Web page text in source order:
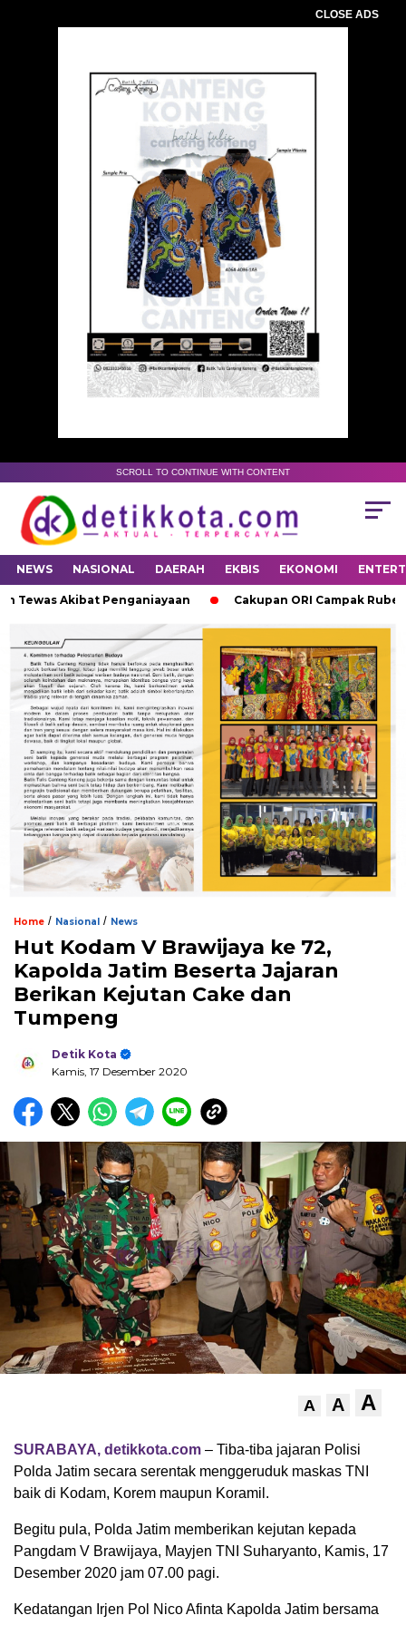
CLOSE ADS
SCROLL TO CONTINUE WITH CONTENT
NEWS NASIONAL DAERAH EKBIS EKONOMI
Akibat Penganiayaan Cakupan ORI Campak Rubela
Home / Nasional / News
Hut Kodam V Brawijaya ke 72,
Kapolda Jatim Beserta Jajaran
Berikan Kejutan Cake dan
Tumpeng
Detik Kota
Kamis, 17 Desember 2020
A A A
SURABAYA, detikkota.com – Tiba-tiba jajaran Polisi
Polda Jatim secara serentak menggeruduk maskas TNI
baik di Kodam, Korem maupun Koramil.
Begitu pula, Polda Jatim memberikan kejutan kepada
Pangdam V Brawijaya, Mayjen TNI Suharyanto, Kamis, 17
Desember 2020 jam 07.00 pagi.
Kedatangan Irjen Pol Nico Afinta Kapolda Jatim bersama